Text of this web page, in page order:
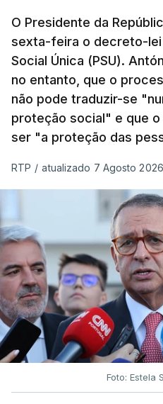
O Presidente da
sexta-feira o decreto-lei
Social Única (PSU).
no entanto, que o
não pode traduzir-se
proteção social" e que
ser "a proteção das
RTP / atualizado 7 Agosto
Foto: Estela